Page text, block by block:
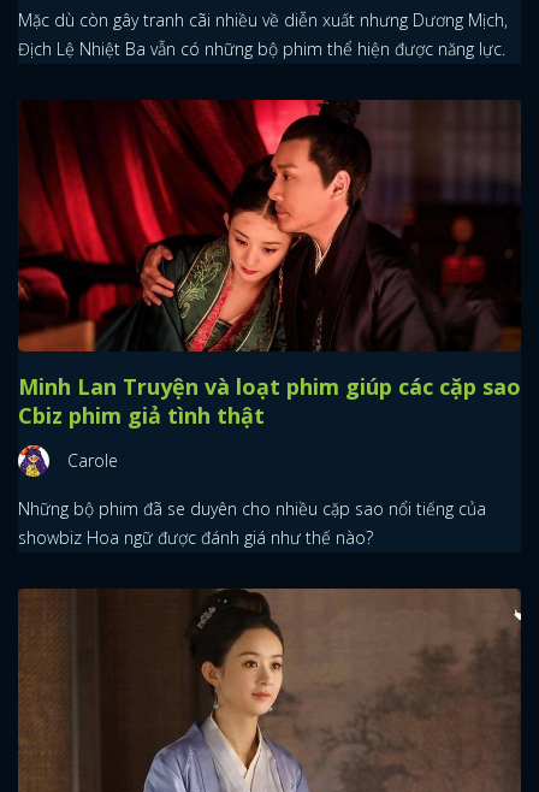
Mặc dù còn gây tranh cãi nhiều về diễn xuất nhưng Dương Mịch,
Địch Lệ Nhiệt Ba vẫn có những bộ phim thể hiện được năng lực.
Minh Lan Truyện và loạt phim giúp các cặp sao
Cbiz phim giả tình thật
Carole
Những bộ phim đã se duyên cho nhiều cặp sao nổi tiếng của
showbiz Hoa ngữ được đánh giá như thế nào?